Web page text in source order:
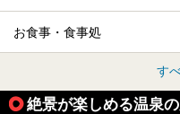
お食事・食事処
す
絶景が楽しめる温泉